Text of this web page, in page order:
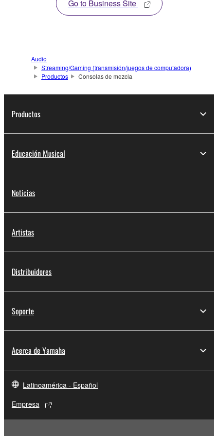
Go to Business Site
Audio
Streaming/Gaming (transmisión/juegos de computadora)
Productos
Consolas de mezcla
Productos
Educación Musical
Noticias
Artistas
Distribuidores
Soporte
Acerca de Yamaha
Latinoamérica - Español
Empresa